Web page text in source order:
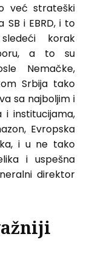
već strateški
i EBRD, i to
korak
a to su
Nemačke,
Srbija tako
sa najboljim i
i institucijama,
Evropska
i u ne tako
i uspešna
direktor